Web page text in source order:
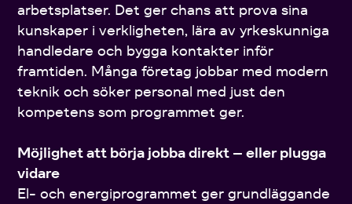
arbetsplatser. Det ger chans att prova sina
kunskaper i verkligheten, lära av yrkeskunniga
handledare och bygga kontakter inför
framtiden. Många företag jobbar med modern
teknik och söker personal med just den
kompetens som programmet ger.
Möjlighet att börja jobba direkt – eller plugga
vidare
El- och energiprogrammet ger grundläggande